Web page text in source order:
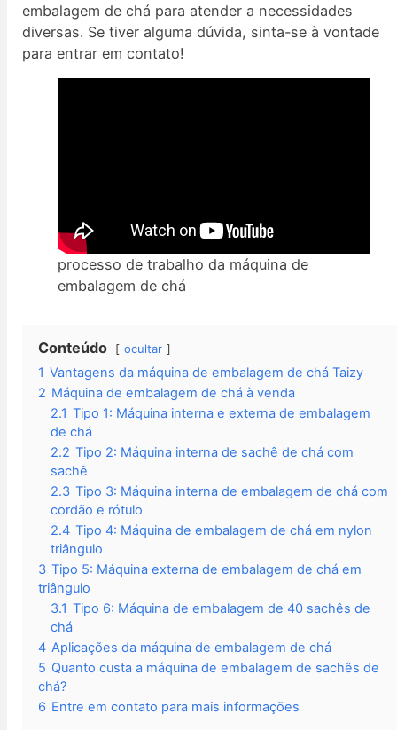
embalagem de chá para atender a necessidades
diversas. Se tiver alguma dúvida, sinta-se à vontade
para entrar em contato!
processo de trabalho da máquina de
embalagem de chá
Conteúdo ocultar
1 Vantagens da máquina de embalagem de chá Taizy
2 Máquina de embalagem de chá à venda
2.1 Tipo 1: Máquina interna e externa de embalagem
de chá
2.2 Tipo 2: Máquina interna de sachê de chá com
sachê
2.3 Tipo 3: Máquina interna de embalagem de chá com
cordão e rótulo
2.4 Tipo 4: Máquina de embalagem de chá em nylon
triângulo
3 Tipo 5: Máquina externa de embalagem de chá em
triângulo
3.1 Tipo 6: Máquina de embalagem de 40 sachês de
chá
4 Aplicações da máquina de embalagem de chá
5 Quanto custa a máquina de embalagem de sachês de
chá?
6 Entre em contato para mais informações